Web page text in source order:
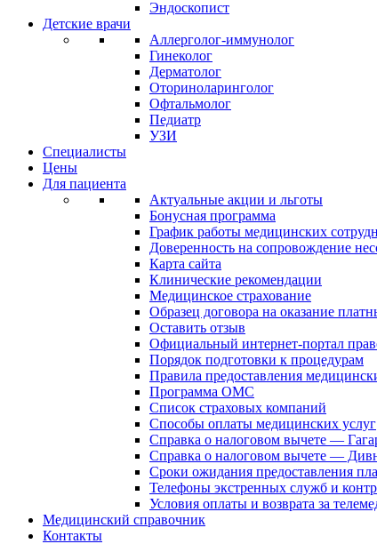
Эндоскопист
Детские врачи
Аллерголог-иммунолог
Гинеколог
Дерматолог
Оториноларинголог
Офтальмолог
Педиатр
УЗИ
Специалисты
Цены
Для пациента
Актуальные акции и льготы
Бонусная программа
График работы медицинских
Доверенность на сопровождение
Карта сайта
Клинические рекомендации
Медицинское страхование
Образец договора на оказание
Оставить отзыв
Официальный интернет-портал
Порядок подготовки к процедурам
Правила предоставления
Программа ОМС
Список страховых компаний
Способы оплаты медицинских услуг
Справка о налоговом вычете —
Справка о налоговом вычете —
Сроки ожидания предоставления
Телефоны экстренных служб и
Условия оплаты и возврата за
Медицинский справочник
Контакты